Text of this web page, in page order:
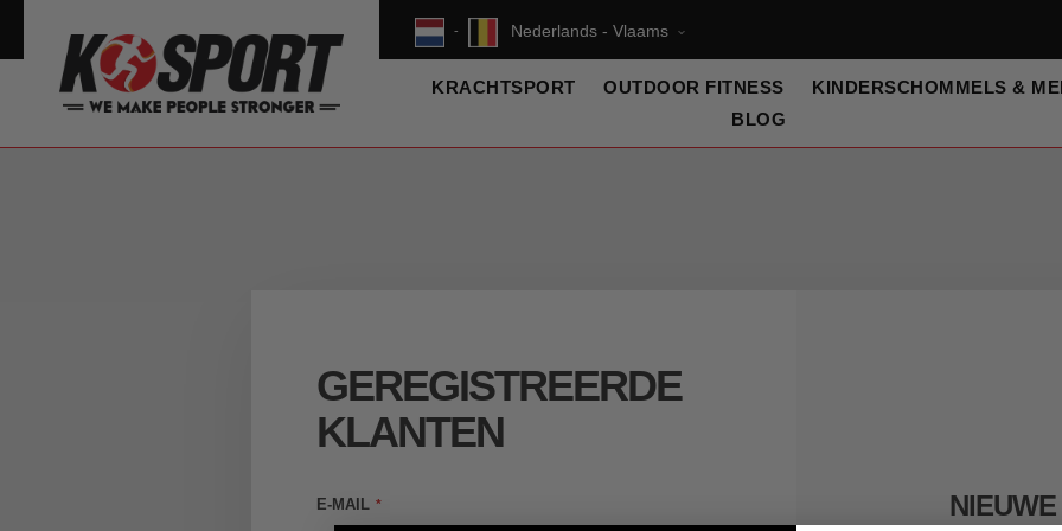
- Nederlands - Vlaams
KRACHTSPORT OUTDOOR FITNESS
KINDERSCHOMMELS &
BLOG
GEREGISTREERDE
KLANTEN
E-MAIL